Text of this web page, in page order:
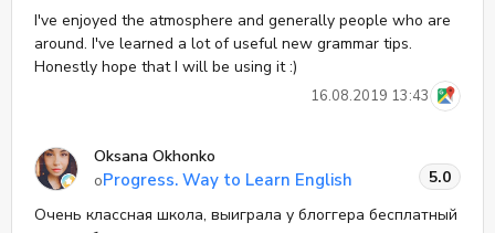
16.08.2019 13:43
I've enjoyed the atmosphere and generally people who are
around. I've learned a lot of useful new grammar tips.
Honestly hope that I will be using it :)
Oksana Okhonko
оProgress. Way to Learn English
5.0
Очень классная школа, выиграла у блоггера бесплатный